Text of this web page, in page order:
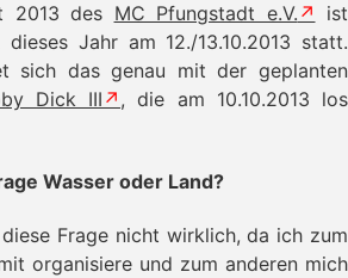
2013 des MC Pfungstadt e.V.
ist
Jahr am 12./13.10.2013 statt.
sich das genau mit der geplanten
Dick III
, die am 10.10.2013 los
Wasser oder Land?
Frage nicht wirklich, da ich zum
organisiere und zum anderen mich